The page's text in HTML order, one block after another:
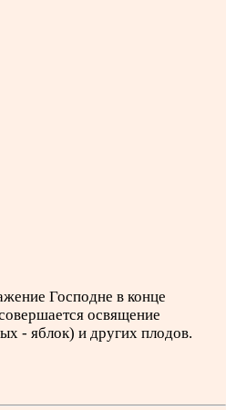
Господне в конце
освящение
- яблок) и других плодов.